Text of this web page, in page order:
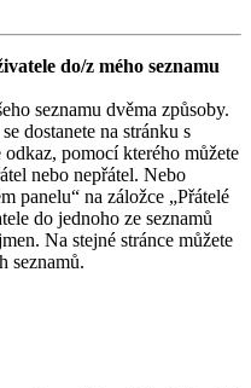
do/z mého seznamu
seznamu dvěma způsoby.
dostanete na stránku s
pomocí kterého můžete
nebo nepřátel. Nebo
panelu“ na záložce „Přátelé
do jednoho ze seznamů
Na stejné stránce můžete
seznamů.